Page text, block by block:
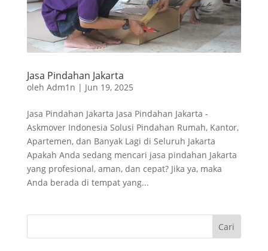
Jasa Pindahan Jakarta
oleh Adm1n | Jun 19, 2025
Jasa Pindahan Jakarta Jasa Pindahan Jakarta -
Askmover Indonesia Solusi Pindahan Rumah, Kantor,
Apartemen, dan Banyak Lagi di Seluruh Jakarta
Apakah Anda sedang mencari jasa pindahan Jakarta
yang profesional, aman, dan cepat? Jika ya, maka
Anda berada di tempat yang...
Cari